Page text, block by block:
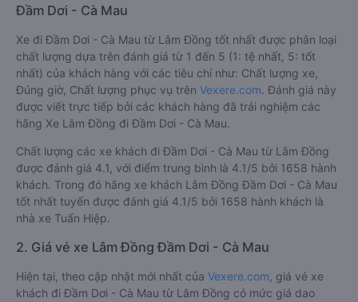
Đầm Dơi - Cà Mau
Xe đi Đầm Dơi - Cà Mau từ Lâm Đồng tốt nhất được phân loại
chất lượng dựa trên đánh giá từ 1 đến 5 (1: tệ nhất, 5: tốt
nhất) của khách hàng với các tiêu chí như: Chất lượng xe,
Đúng giờ, Chất lượng phục vụ trên Vexere.com. Đánh giá này
được viết trực tiếp bởi các khách hàng đã trải nghiệm các
hãng Xe Lâm Đồng đi Đầm Dơi - Cà Mau.
Chất lượng các xe khách đi Đầm Dơi - Cà Mau từ Lâm Đồng
được đánh giá 4.1, với điểm trung bình là 4.1/5 bởi 1658 hành
khách. Trong đó hãng xe khách Lâm Đồng Đầm Dơi - Cà Mau
tốt nhất tuyến được đánh giá 4.1/5 bởi 1658 hành khách là
nhà xe Tuấn Hiệp.
2. Giá vé xe Lâm Đồng Đầm Dơi - Cà Mau
Hiện tại, theo cập nhật mới nhất của Vexere.com , giá vé xe
khách đi Đầm Dơi - Cà Mau từ Lâm Đồng có mức giá dao